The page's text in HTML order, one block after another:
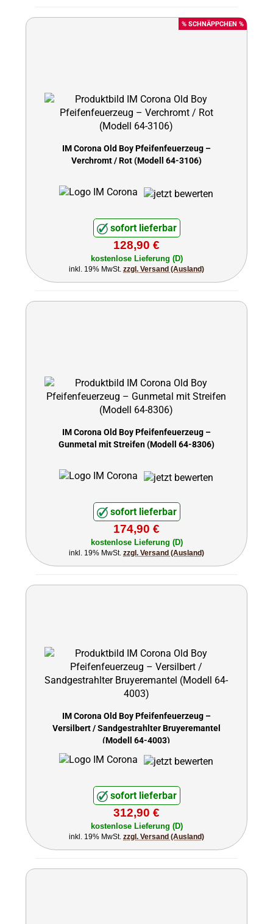
% SCHNÄPPCHEN %
IM Corona Old Boy Pfeifenfeuerzeug –
Verchromt / Rot (Modell 64-3106)
sofort lieferbar
128,90 €
kostenlose Lieferung (D)
inkl. 19% MwSt. zzgl. Versand (Ausland)
IM Corona Old Boy Pfeifenfeuerzeug –
Gunmetal mit Streifen (Modell 64-8306)
sofort lieferbar
174,90 €
kostenlose Lieferung (D)
inkl. 19% MwSt. zzgl. Versand (Ausland)
IM Corona Old Boy Pfeifenfeuerzeug –
Versilbert / Sandgestrahlter Bruyeremantel
(Modell 64-4003)
sofort lieferbar
312,90 €
kostenlose Lieferung (D)
inkl. 19% MwSt. zzgl. Versand (Ausland)